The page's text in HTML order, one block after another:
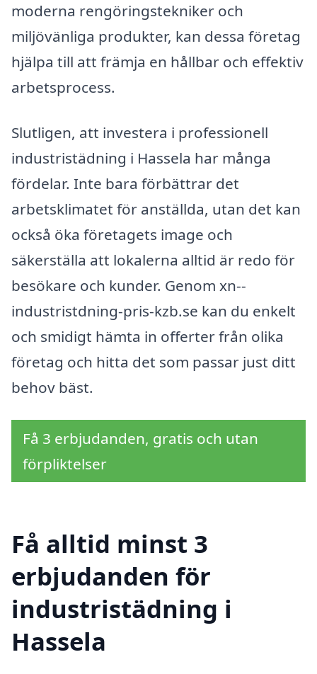
moderna rengöringstekniker och
miljövänliga produkter, kan dessa företag
hjälpa till att främja en hållbar och effektiv
arbetsprocess.
Slutligen, att investera i professionell
industristädning i Hassela har många
fördelar. Inte bara förbättrar det
arbetsklimatet för anställda, utan det kan
också öka företagets image och
säkerställa att lokalerna alltid är redo för
besökare och kunder. Genom xn--
industristdning-pris-kzb.se kan du enkelt
och smidigt hämta in offerter från olika
företag och hitta det som passar just ditt
behov bäst.
Få 3 erbjudanden, gratis och utan
förpliktelser
Få alltid minst 3
erbjudanden för
industristädning i
Hassela